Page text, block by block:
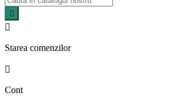


Starea comenzilor

Cont